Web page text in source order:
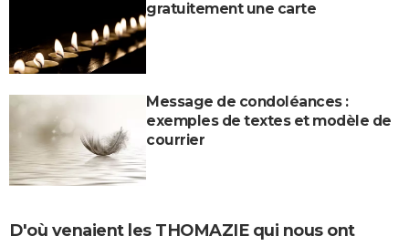
gratuitement une carte
Message de condoléances :
exemples de textes et modèle de
courrier
D'où venaient les THOMAZIE qui nous ont